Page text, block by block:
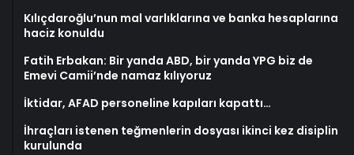
Kılıçdaroğlu’nun mal varlıklarına ve banka hesaplarına
haciz konuldu
Fatih Erbakan: Bir yanda ABD, bir yanda YPG biz de
Emevi Camii’nde namaz kılıyoruz
İktidar, AFAD personeline kapıları kapattı…
İhraçları istenen teğmenlerin dosyası ikinci kez disiplin
kurulunda